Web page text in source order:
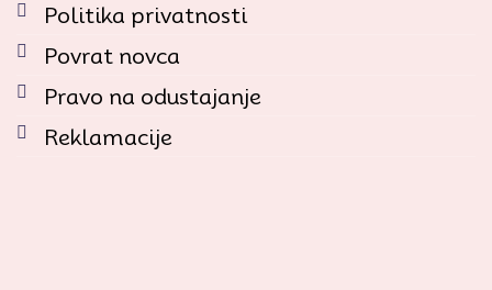
Politika privatnosti
Povrat novca
Pravo na odustajanje
Reklamacije